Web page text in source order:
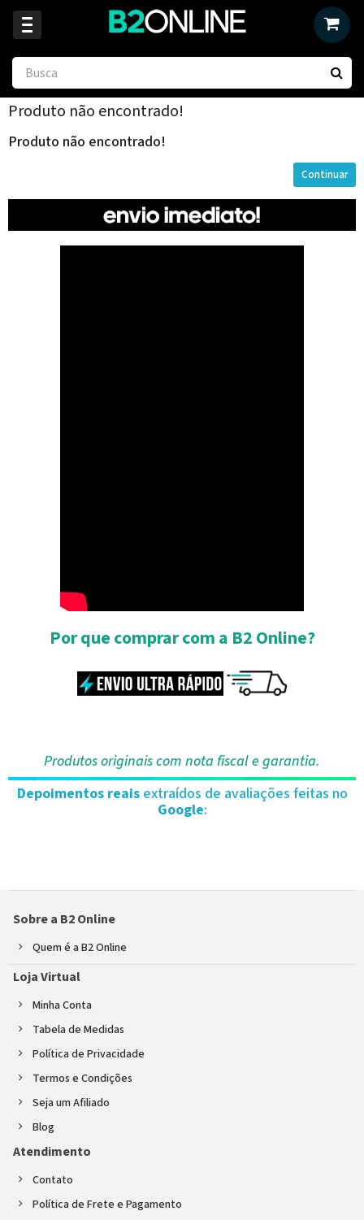
Produto não encontrado!
Produto não encontrado!
Continuar
Por que comprar com a B2 Online?
Produtos originais com nota fiscal e garantia.
Depoimentos reaisextraídos de avaliações feitas no
Google:
Sobre a B2 Online
Quem é a B2 Online
Loja Virtual
Minha Conta
Tabela de Medidas
Política de Privacidade
Termos e Condições
Seja um Afiliado
Blog
Atendimento
Contato
Política de Frete e Pagamento